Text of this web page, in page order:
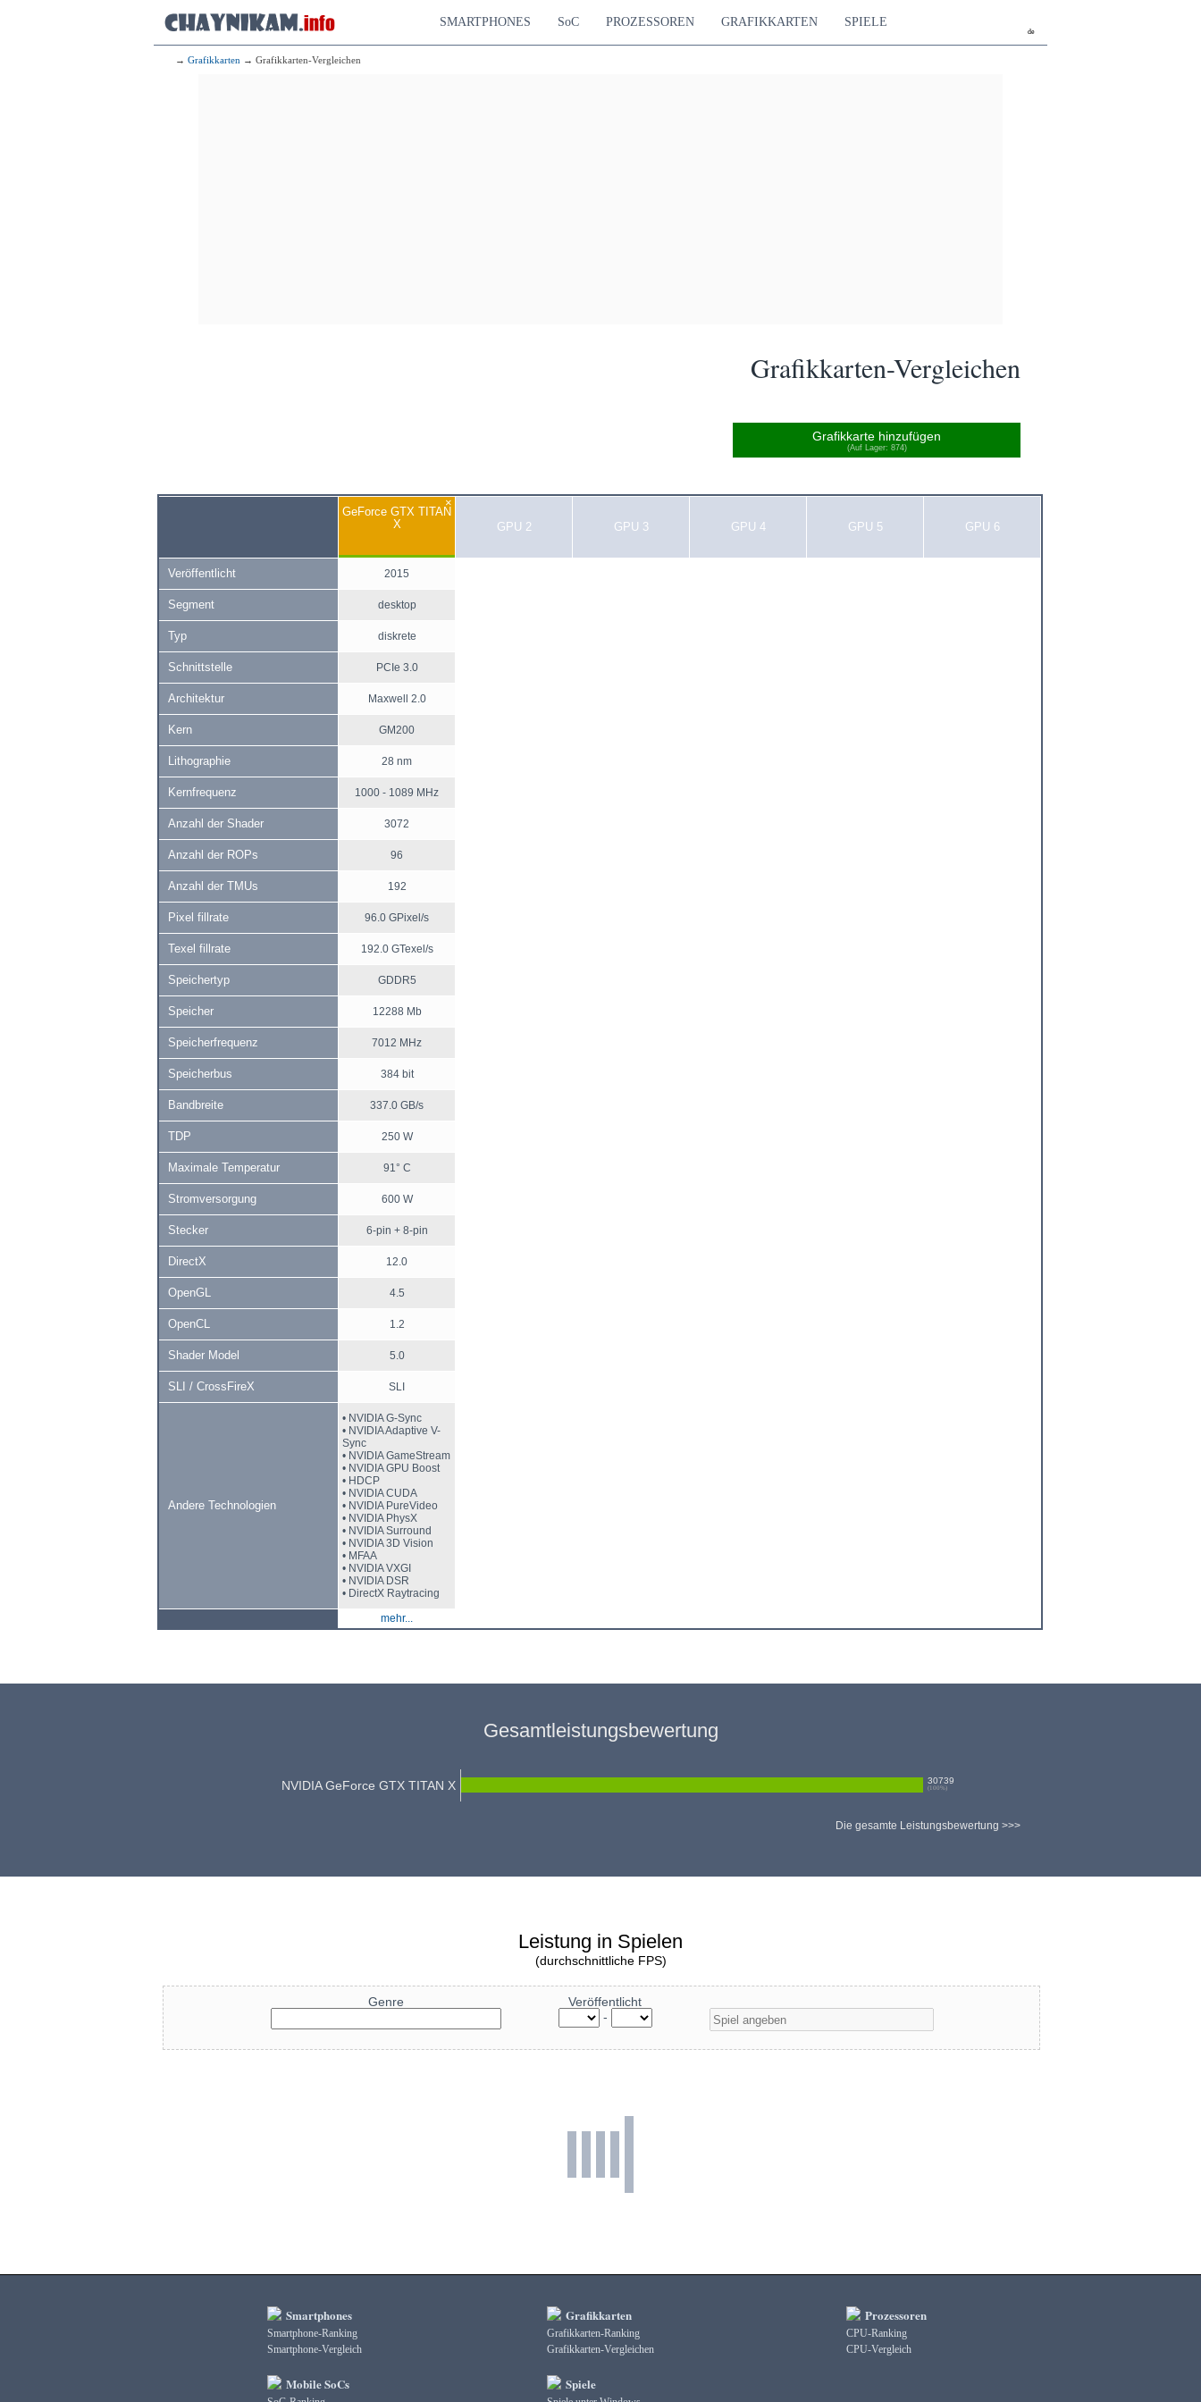
de
SMARTPHONES SoC PROZESSOREN GRAFIKKARTEN SPIELE
→ Grafikkarten → Grafikkarten-Vergleichen
Grafikkarten-Vergleichen
Grafikkarte hinzufügen
(Auf Lager: 874)
×
GeForce GTX TITAN
X
GPU 2 GPU 3 GPU 4 GPU 5 GPU 6
Veröffentlicht 2015
Segment desktop
Typ diskrete
Schnittstelle PCIe 3.0
Architektur Maxwell 2.0
Kern GM200
Lithographie 28 nm
Kernfrequenz 1000 - 1089 MHz
Anzahl der Shader 3072
Anzahl der ROPs 96
Anzahl der TMUs 192
Pixel fillrate 96.0 GPixel/s
Texel fillrate 192.0 GTexel/s
Speichertyp GDDR5
Speicher 12288 Mb
Speicherfrequenz 7012 MHz
Speicherbus 384 bit
Bandbreite 337.0 GB/s
TDP 250 W
Maximale Temperatur 91° C
Stromversorgung 600 W
Stecker 6-pin + 8-pin
DirectX 12.0
OpenGL 4.5
OpenCL 1.2
Shader Model 5.0
SLI / CrossFireX SLI
Andere Technologien
• NVIDIA G-Sync
• NVIDIA Adaptive V-
Sync
• NVIDIA GameStream
• NVIDIA GPU Boost
• HDCP
• NVIDIA CUDA
• NVIDIA PureVideo
• NVIDIA PhysX
• NVIDIA Surround
• NVIDIA 3D Vision
• MFAA
• NVIDIA VXGI
• NVIDIA DSR
• DirectX Raytracing
mehr...
Gesamtleistungsbewertung
NVIDIA GeForce GTX TITAN X 30739
(100 %)
Die gesamte Leistungsbewertung >>>
Leistung in Spielen
(durchschnittliche FPS)
Genre
Veröffentlicht
-
Smartphones
Smartphone-Ranking
Smartphone-Vergleich
Mobile SoCs
Grafikkarten
Grafikkarten-Ranking
Grafikkarten-Vergleichen
Spiele
Prozessoren
CPU-Ranking
CPU-Vergleich